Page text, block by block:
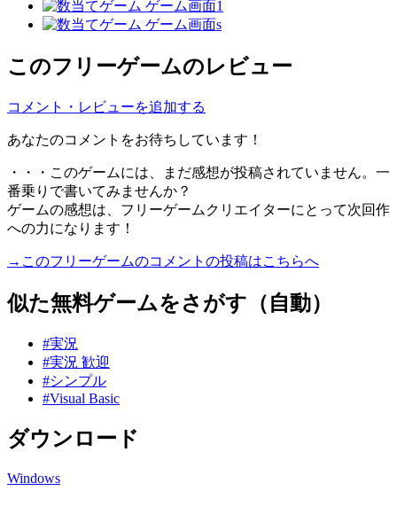
このフリーゲームのレビュー
コメント・レビューを追加する
あなたのコメントをお待ちしています！
・・・このゲームには、まだ感想が投稿されていません。一
番乗りで書いてみませんか？
ゲームの感想は、フリーゲームクリエイターにとって次回作
への力になります！
→このフリーゲームのコメントの投稿はこちらへ
似た無料ゲームをさがす（自動）
#実況
#実況 歓迎
#シンプル
#Visual Basic
ダウンロード
Windows